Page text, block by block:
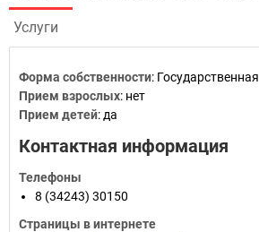
Услуги
Форма собственности: Государственная
Прием взрослых: нет
Прием детей: да
Контактная информация
Телефоны
8 (34243) 30150
Страницы в интернете